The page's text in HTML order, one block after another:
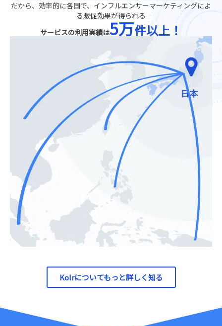
だから、効率的に各国で、インフルエンサーマーケティングによ
る販促効果が得られる
サービスの利用実績は5万件以上！
Kolrについてもっと詳しく知る